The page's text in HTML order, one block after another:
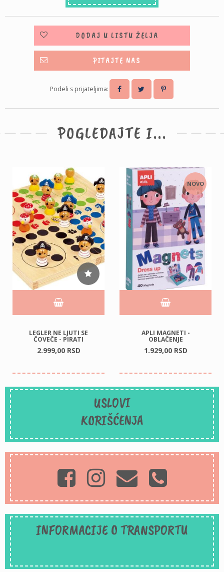
DODAJ U LISTU ŽELJA
PITAJTE NAS
Podeli s prijateljima:
POGLEDAJTE I...
LEGLER NE LJUTI SE
ČOVEČE - PIRATI
2.999,00 RSD
NOVO
APLI MAGNETI -
OBLAČENJE
1.929,00 RSD
USLOVI
KORIŠĆENJA
INFORMACIJE O TRANSPORTU